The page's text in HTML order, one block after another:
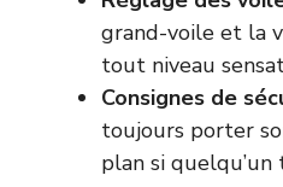
grand-voile et la
tout niveau
Consignes de
toujours porter
plan si quelqu’un